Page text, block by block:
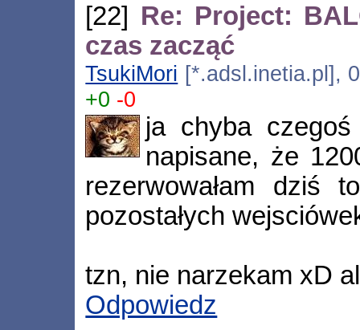
[22] Re: Project:
czas zacząć
TsukiMori [*.adsl.inetia.pl],
+0 -0
ja chyba
napisane, że
rezerwowałam dziś
pozostałych
tzn, nie narzekam xD
Odpowiedz